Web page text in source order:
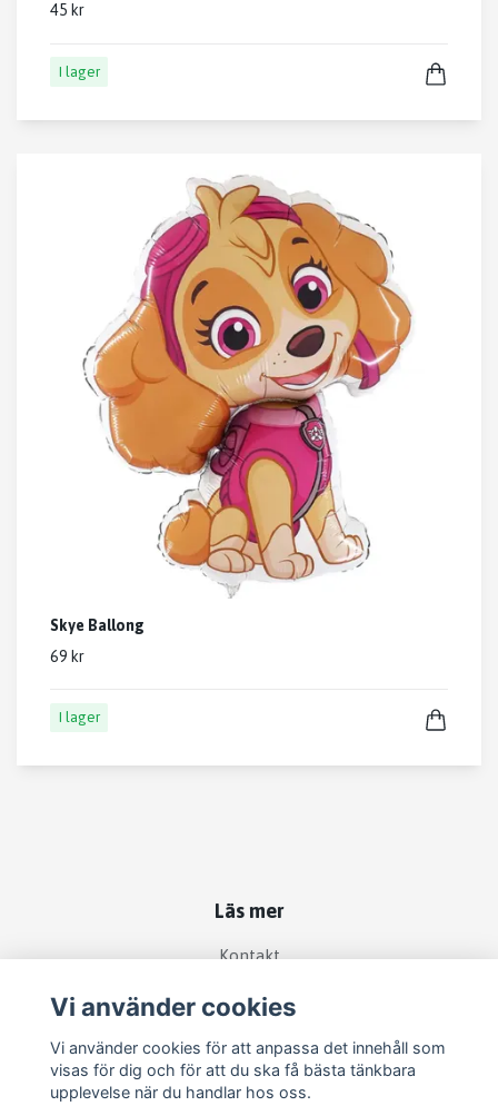
45 kr
I lager
Skye Ballong
69 kr
I lager
Läs mer
Kontakt
Sociala medier
Vi använder cookies
Vi använder cookies för att anpassa det innehåll som
visas för dig och för att du ska få bästa tänkbara
upplevelse när du handlar hos oss.